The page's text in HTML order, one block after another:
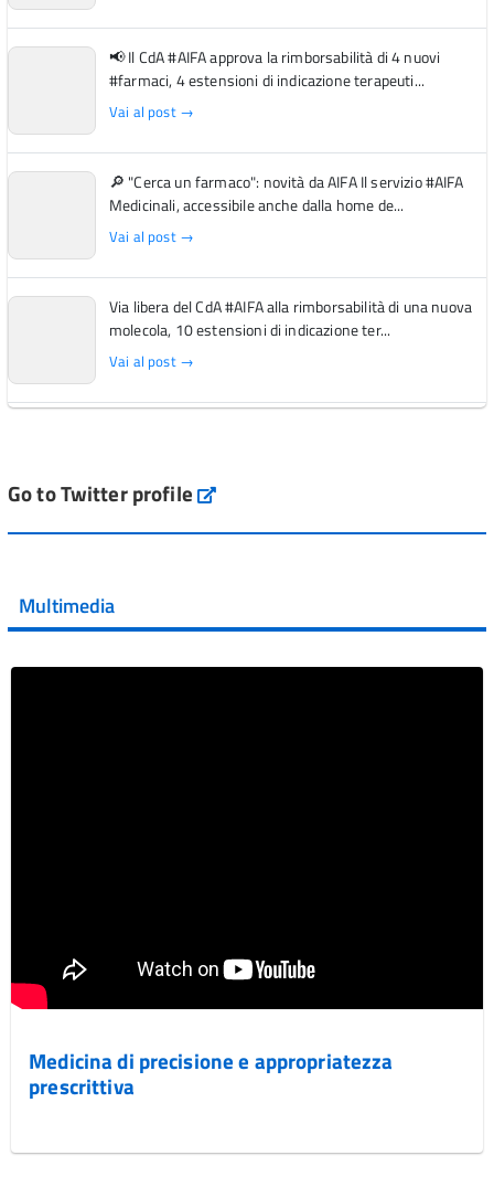
📢 Il CdA #AIFA approva la rimborsabilità di 4 nuovi
#farmaci, 4 estensioni di indicazione terapeuti...
Vai al post →
🔎 "Cerca un farmaco": novità da AIFA Il servizio #AIFA
Medicinali, accessibile anche dalla home de...
Vai al post →
Via libera del CdA #AIFA alla rimborsabilità di una nuova
molecola, 10 estensioni di indicazione ter...
Vai al post →
Vai al post →
Vai al post →
Go to Twitter profile aifa_ufficiale
Multimedia
Medicina di precisione e appropriatezza
prescrittiva